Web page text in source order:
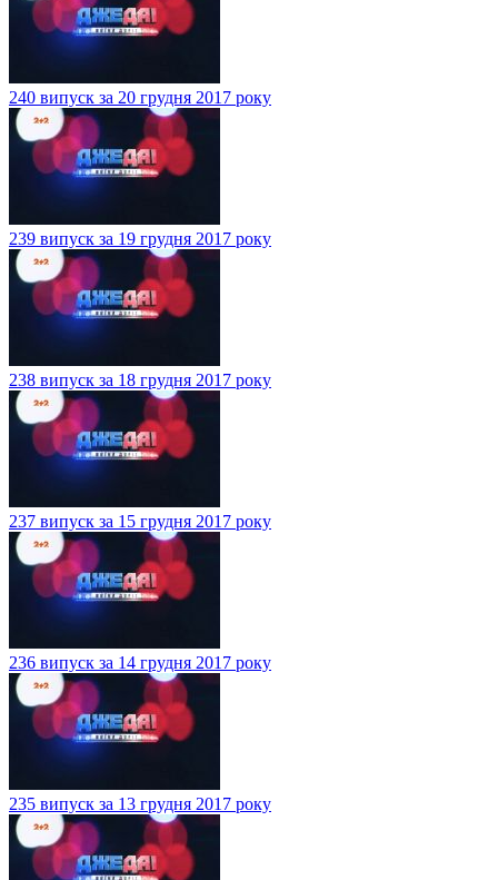
240 випуск за 20 грудня 2017 року
239 випуск за 19 грудня 2017 року
238 випуск за 18 грудня 2017 року
237 випуск за 15 грудня 2017 року
236 випуск за 14 грудня 2017 року
235 випуск за 13 грудня 2017 року